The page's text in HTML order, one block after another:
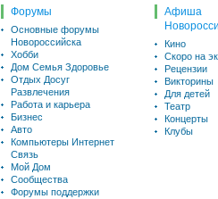
Форумы
Основные форумы
Новороссийска
Хобби
Дом Семья Здоровье
Отдых Досуг
Развлечения
Работа и карьера
Бизнес
Авто
Компьютеры Интернет
Связь
Мой Дом
Сообщества
Форумы поддержки
Афиша
Кино
Скоро на
Рецензии
Викторины
Для детей
Театр
Концерты
Клубы